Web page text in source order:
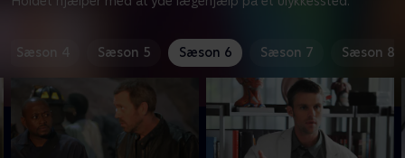
Sæson 4 Sæson 5 Sæson 6 Sæson 7 Sæson 8